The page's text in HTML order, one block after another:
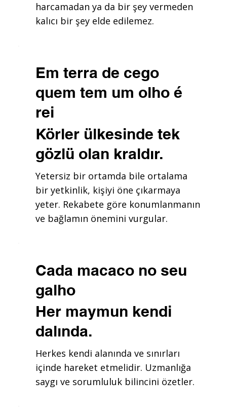
harcamadan ya da bir şey vermeden
kalıcı bir şey elde edilemez.
Em terra de cego
quem tem um olho é
rei
Körler ülkesinde tek
gözlü olan kraldır.
Yetersiz bir ortamda bile ortalama
bir yetkinlik, kişiyi öne çıkarmaya
yeter. Rekabete göre konumlanmanın
ve bağlamın önemini vurgular.
Cada macaco no seu
galho
Her maymun kendi
dalında.
Herkes kendi alanında ve sınırları
içinde hareket etmelidir. Uzmanlığa
saygı ve sorumluluk bilincini özetler.